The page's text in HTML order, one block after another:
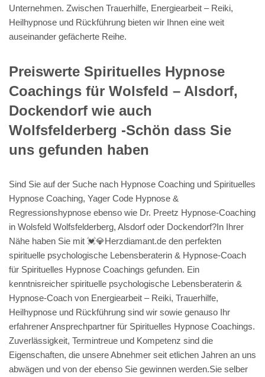
Unternehmen. Zwischen Trauerhilfe, Energiearbeit – Reiki,
Heilhypnose und Rückführung bieten wir Ihnen eine weit
auseinander gefächerte Reihe.
Preiswerte Spirituelles Hypnose
Coachings für Wolsfeld – Alsdorf,
Dockendorf wie auch
Wolfsfelderberg -Schön dass Sie
uns gefunden haben
Sind Sie auf der Suche nach Hypnose Coaching und Spirituelles
Hypnose Coaching, Yager Code Hypnose &
Regressionshypnose ebenso wie Dr. Preetz Hypnose-Coaching
in Wolsfeld Wolfsfelderberg, Alsdorf oder Dockendorf?In Ihrer
Nähe haben Sie mit 💓️💎Herzdiamant.de den perfekten
spirituelle psychologische Lebensberaterin & Hypnose-Coach
für Spirituelles Hypnose Coachings gefunden. Ein
kenntnisreicher spirituelle psychologische Lebensberaterin &
Hypnose-Coach von Energiearbeit – Reiki, Trauerhilfe,
Heilhypnose und Rückführung sind wir sowie genauso Ihr
erfahrener Ansprechpartner für Spirituelles Hypnose Coachings.
Zuverlässigkeit, Termintreue und Kompetenz sind die
Eigenschaften, die unsere Abnehmer seit etlichen Jahren an uns
abwägen und von der ebenso Sie gewinnen werden.Sie selber